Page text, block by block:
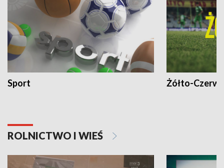
Sport Żółto-
ROLNICTWO I WIEŚ